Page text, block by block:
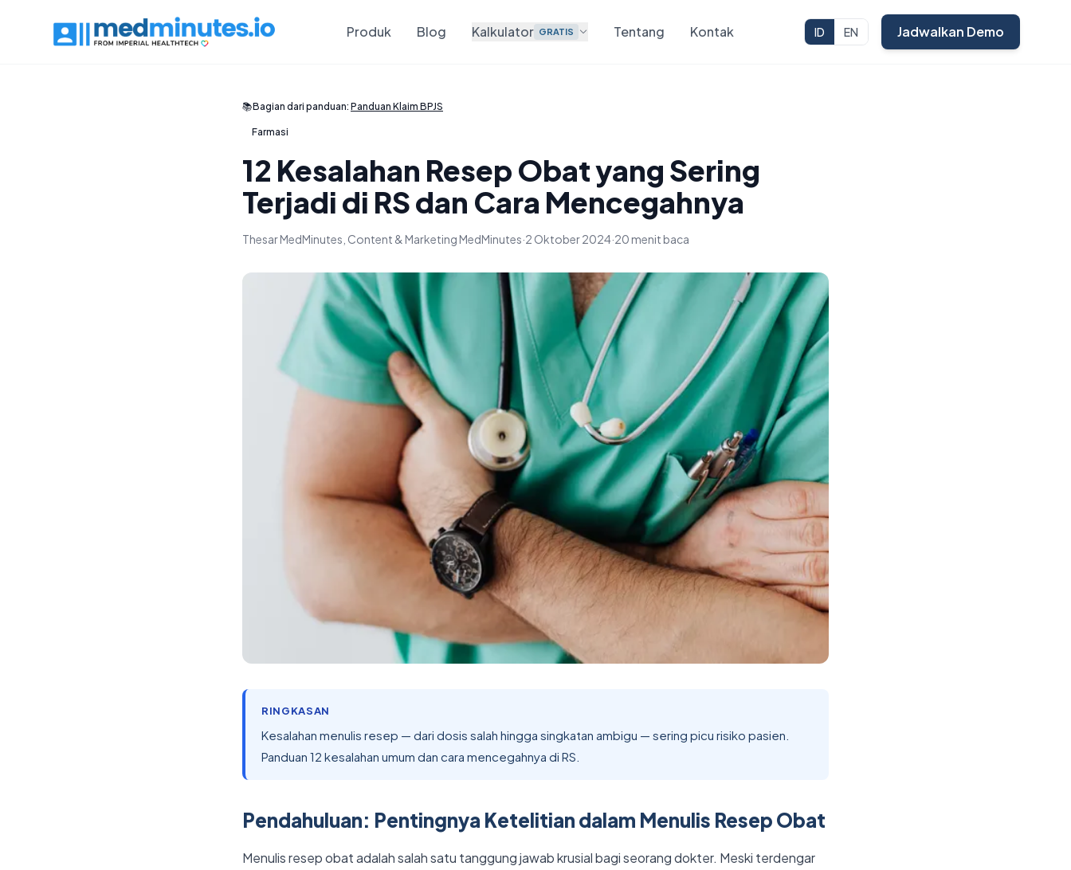
Produk Blog Kalkulator GRATIS Tentang Kontak ID EN Jadwalkan Demo
📚Bagian dari panduan: Panduan Klaim BPJS
Farmasi
12 Kesalahan Resep Obat yang Sering
Terjadi di RS dan Cara Mencegahnya
Thesar MedMinutes, Content & Marketing MedMinutes·2 Oktober 2024·20 menit baca
RINGKASAN
Kesalahan menulis resep — dari dosis salah hingga singkatan ambigu — sering picu risiko pasien.
Panduan 12 kesalahan umum dan cara mencegahnya di RS.
Pendahuluan: Pentingnya Ketelitian dalam Menulis Resep Obat
Menulis resep obat adalah salah satu tanggung jawab krusial bagi seorang dokter. Meski terdengar